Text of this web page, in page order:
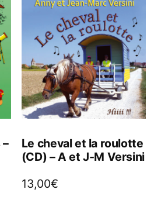
Le cheval et la roulotte
(CD) – A et J-M Versini
13,00€